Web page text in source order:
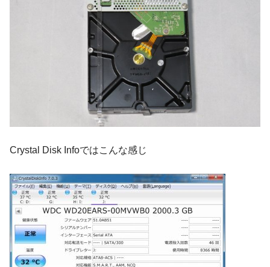
Crystal Disk Infoではこんな感じ